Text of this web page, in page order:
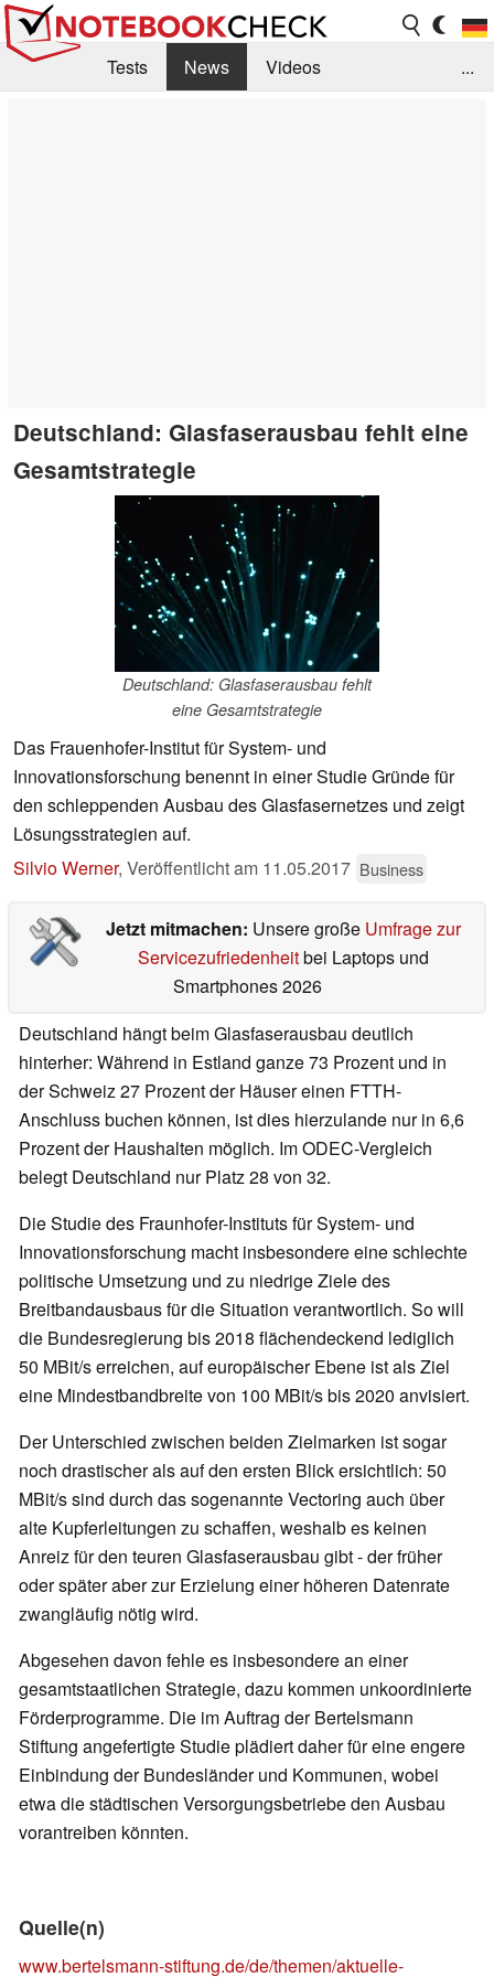
Tests News
Videos
...
Deutschland: Glasfaserausbau fehlt eine
Gesamtstrategie
Deutschland: Glasfaserausbau fehlt
eine Gesamtstrategie
Das Frauenhofer-Institut für System- und
Innovationsforschung benennt in einer Studie Gründe für
den schleppenden Ausbau des Glasfasernetzes und zeigt
Lösungsstrategien auf.
Silvio Werner, Veröffentlicht am 11.05.2017 Business
Jetzt mitmachen: Unsere große Umfrage zur
Servicezufriedenheitbei Laptops und
Smartphones 2026
Deutschland hängt beim Glasfaserausbau deutlich
hinterher: Während in Estland ganze 73 Prozent und in
der Schweiz 27 Prozent der Häuser einen FTTH-
Anschluss buchen können, ist dies hierzulande nur in 6,6
Prozent der Haushalten möglich. Im ODEC-Vergleich
belegt Deutschland nur Platz 28 von 32.
Die Studie des Fraunhofer-Instituts für System- und
Innovationsforschung macht insbesondere eine schlechte
politische Umsetzung und zu niedrige Ziele des
Breitbandausbaus für die Situation verantwortlich. So will
die Bundesregierung bis 2018 flächendeckend lediglich
50 MBit/s erreichen, auf europäischer Ebene ist als Ziel
eine Mindestbandbreite von 100 MBit/s bis 2020 anvisiert.
Der Unterschied zwischen beiden Zielmarken ist sogar
noch drastischer als auf den ersten Blick ersichtlich: 50
MBit/s sind durch das sogenannte Vectoring auch über
alte Kupferleitungen zu schaffen, weshalb es keinen
Anreiz für den teuren Glasfaserausbau gibt - der früher
oder später aber zur Erzielung einer höheren Datenrate
zwangläufig nötig wird.
Abgesehen davon fehle es insbesondere an einer
gesamtstaatlichen Strategie, dazu kommen unkoordinierte
Förderprogramme. Die im Auftrag der Bertelsmann
Stiftung angefertigte Studie plädiert daher für eine engere
Einbindung der Bundesländer und Kommunen, wobei
etwa die städtischen Versorgungsbetriebe den Ausbau
vorantreiben könnten.
Quelle(n)
www.bertelsmann-stiftung.de/de/themen/aktuelle-